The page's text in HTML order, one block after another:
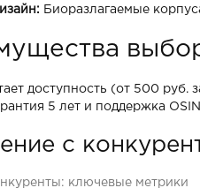
Биоразлагаемые
доступность (от 500
5 лет и поддержка
с
ключевые метрики